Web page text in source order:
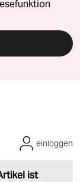
ist
einloggen